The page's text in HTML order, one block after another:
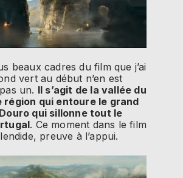
beaux cadres du film que j’ai
vert au début n’en est
un. Il s’agit de la vallée du
région qui entoure le grand
qui sillonne tout le
. Ce moment dans le film
preuve à l’appui.